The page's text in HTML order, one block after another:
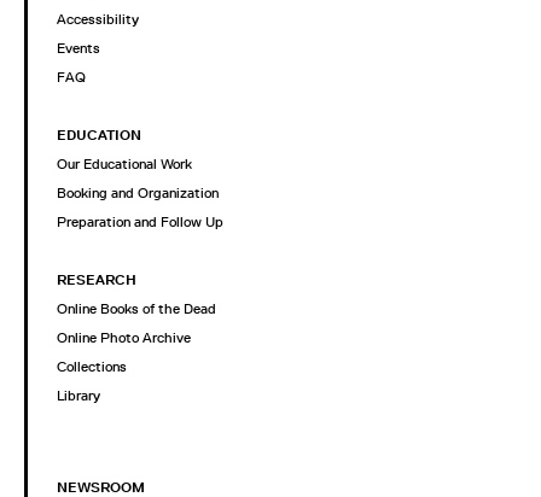
Accessibility
Events
FAQ
EDUCATION
Our Educational Work
Booking and Organization
Preparation and Follow Up
RESEARCH
Online Books of the Dead
Online Photo Archive
Collections
Library
NEWSROOM